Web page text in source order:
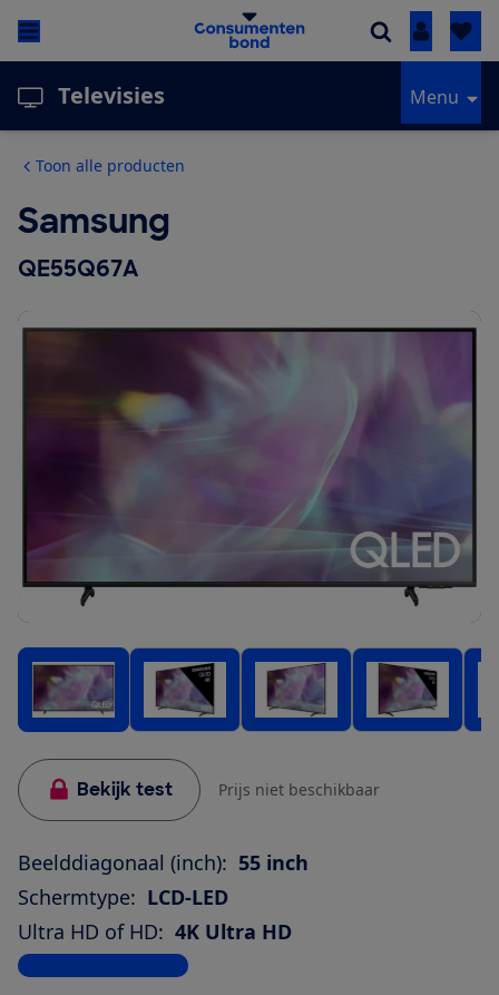
Inloggen
Televisies Menu
Toon alle producten
Samsung
QE55Q67A
Bekijk test Prijs niet beschikbaar
Beelddiagonaal (inch): 55 inch
Schermtype: LCD-LED
Ultra HD of HD: 4K Ultra HD
Bekijk alle specificaties